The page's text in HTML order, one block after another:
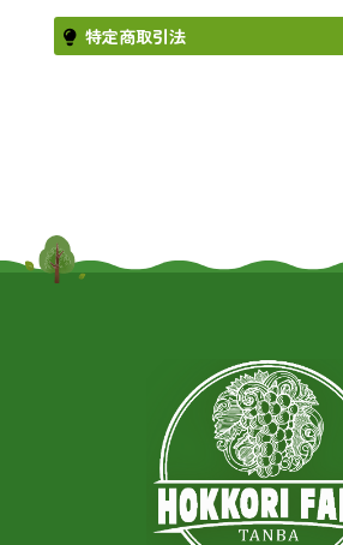
特定商取引法